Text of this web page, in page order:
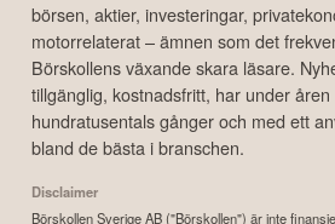
börsen, aktier, investeringar,
motorrelaterat – ämnen som det
Börskollens växande skara läsare.
tillgänglig, kostnadsfritt, har under
hundratusentals gånger och med ett
bland de bästa i branschen.
Disclaimer
Börskollen Sverige AB ("Börskollen") är inte